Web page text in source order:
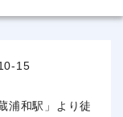
15
浦和駅」より徒